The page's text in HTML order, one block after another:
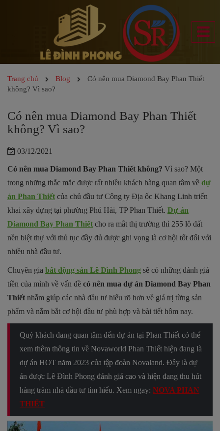
Trang chủ Blog
Có nên mua Diamond Bay Phan Thiết
không? Vì sao?
Có nên mua Diamond Bay Phan Thiết
không? Vì sao?
03/12/2021
Có nên mua Diamond Bay Phan Thiết không? Vì sao? Một
trong những thắc mắc được rất nhiều khách hàng quan tâm về dự
án Phan Thiết của chủ đầu tư Công ty Địa ốc Khang Linh triển
khai xây dựng tại phường Phú Hài, TP Phan Thiết. Dự án
Diamond Bay Phan Thiết cho ra mắt thị trường thì 255 lô đất
nền biệt thự với thủ tục đầy đủ được ghi vọng là cơ hội tốt đối với
nhiều nhà đầu tư.
Chuyên gia bất động sản Lê Đình Phong sẽ có những đánh giá
tiền của mình về vấn đề có nên mua dự án Diamond Bay Phan
Thiết nhằm giúp các nhà đầu tư hiểu rõ hơn về giá trị từng sản
phẩm và nắm bắt cơ hội đầu tư phù hợp và bài tiết hôm nay.
Quý khách đang quan tâm đến dự án tại Phan Thiết có thể
xem thêm thông tin về Novaworld Phan Thiết hiện đang là
dự án HOT năm 2023 của tập đoàn Novaland. Đây là dự
án được Lê Đình Phong đánh giá cao và hiện đang thu hút
hàng trăm nhà đầu tư tìm hiểu. Xem ngay: NOVA PHAN
THIẾT